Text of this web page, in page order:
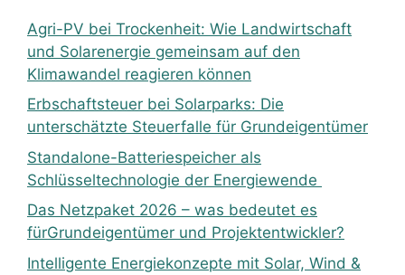
Agri-PV bei Trockenheit: Wie Landwirtschaft
und Solarenergie gemeinsam auf den
Klimawandel reagieren können
Erbschaftsteuer bei Solarparks: Die
unterschätzte Steuerfalle für Grundeigentümer
Standalone-Batteriespeicher als
Schlüsseltechnologie der Energiewende
Das Netzpaket 2026 – was bedeutet es
fürGrundeigentümer und Projektentwickler?
Intelligente Energiekonzepte mit Solar, Wind &